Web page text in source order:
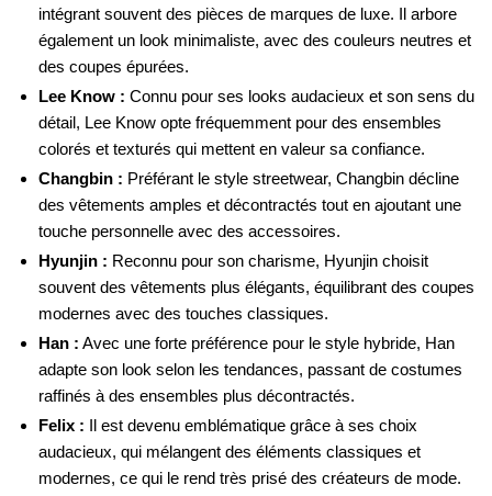
intégrant souvent des pièces de marques de luxe. Il arbore
également un look minimaliste, avec des couleurs neutres et
des coupes épurées.
Lee Know : Connu pour ses looks audacieux et son sens du
détail, Lee Know opte fréquemment pour des ensembles
colorés et texturés qui mettent en valeur sa confiance.
Changbin : Préférant le style streetwear, Changbin décline
des vêtements amples et décontractés tout en ajoutant une
touche personnelle avec des accessoires.
Hyunjin : Reconnu pour son charisme, Hyunjin choisit
souvent des vêtements plus élégants, équilibrant des coupes
modernes avec des touches classiques.
Han : Avec une forte préférence pour le style hybride, Han
adapte son look selon les tendances, passant de costumes
raffinés à des ensembles plus décontractés.
Felix : Il est devenu emblématique grâce à ses choix
audacieux, qui mélangent des éléments classiques et
modernes, ce qui le rend très prisé des créateurs de mode.